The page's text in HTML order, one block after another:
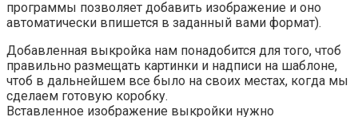
программы позволяет добавить изображение и оно
автоматически впишется в заданный вами формат).
Добавленная выкройка нам понадобится для того, чтоб
правильно размещать картинки и надписи на шаблоне,
чтоб в дальнейшем все было на своих местах, когда мы
сделаем готовую коробку.
Вставленное изображение выкройки нужно